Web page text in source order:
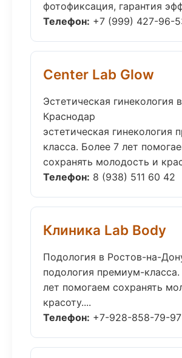
фотофиксация, гарантия
Телефон: +7 (999) 427-96-
Center Lab Glow
Эстетическая гинекология в
Краснодар
эстетическая гинекология
класса. Более 7 лет
сохранять молодость и
Телефон: 8 (938) 511 60 42
Клиника Lab Body
Подология в Ростов-на-
подология премиум-
лет помогаем сохранять
красоту....
Телефон: +7-928-858-79-97